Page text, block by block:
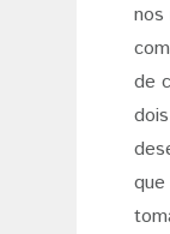
nos
de
que